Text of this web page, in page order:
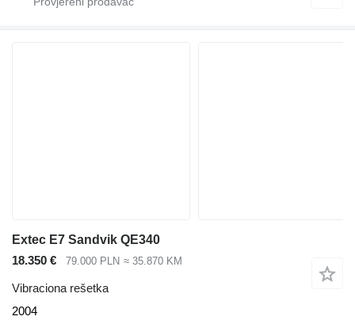
Extec E7 Sandvik QE340
18.350 €
79.000 PLN ≈ 35.870 KM
Vibraciona rešetka
2004